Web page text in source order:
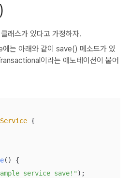
래스가 있다고 가정하자.
는 아래와 같이 save() 메소드가 있
이라는 애노테이션이 붙어
{
()
{
service save!" );